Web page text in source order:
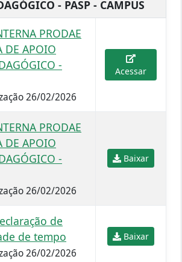
- PASP - CAMPUS
PRODAE
DE APOIO
-
26/02/2026
Acessar
PRODAE
DE APOIO
-
26/02/2026
Baixar
de
de tempo
26/02/2026
Baixar